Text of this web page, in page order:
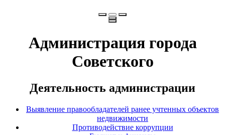
Администрация города
Советского
Деятельность администрации
Выявление правообладателей ранее учтенных объектов
недвижимости
Противодействие коррупции